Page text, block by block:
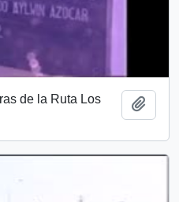
de la Ruta Los